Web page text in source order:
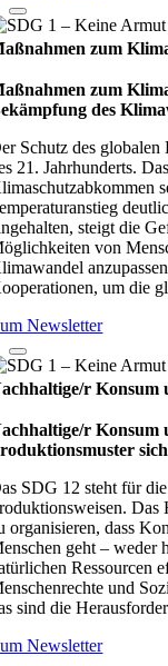
zum
zum
des
Schutz des
21. Jahrhunderts.
steigt die
von
um die
Newsletter
r Konsum
r Konsum
SDG 12 steht für
Das
organisieren, dass
geht – weder
Ressourcen
und
sind die
Newsletter